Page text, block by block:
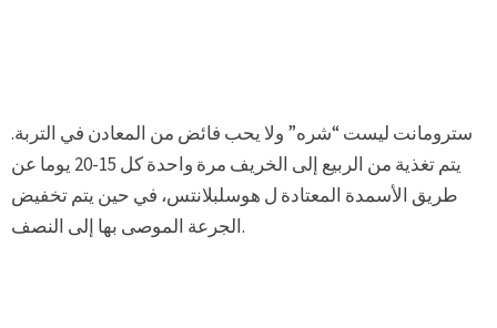
سترومانت ليست “شره” ولا يحب فائض من المعادن في التربة.
يتم تغذية من الربيع إلى الخريف مرة واحدة كل 15-20 يوما عن
طريق الأسمدة المعتادة ل هوسلبلانتس، في حين يتم تخفيض
الجرعة الموصى بها إلى النصف.